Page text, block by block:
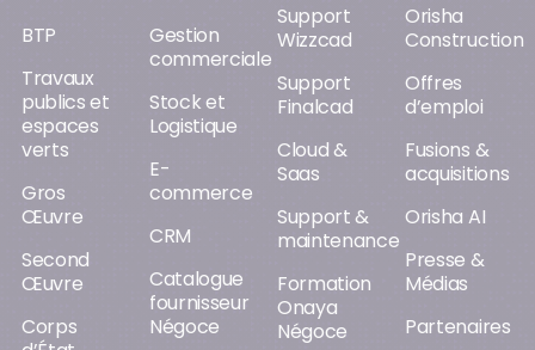
BTP
Travaux
publics et
espaces
verts
Gros
Œuvre
Second
Œuvre
Corps
Gestion
commerciale
Stock et
Logistique
E-
commerce
CRM
Catalogue
fournisseur
Négoce
Support
Wizzcad
Support
Finalcad
Cloud &
Saas
Support &
maintenance
Formation
Onaya
Négoce
Orisha
Construction
Offres
d’emploi
Fusions &
acquisitions
Orisha AI
Presse &
Médias
Partenaires